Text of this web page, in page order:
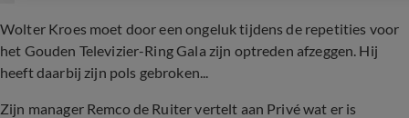
Wolter Kroes moet door een ongeluk tijdens de repetities voor
het Gouden Televizier-Ring Gala zijn optreden afzeggen. Hij
heeft daarbij zijn pols gebroken...
Zijn manager Remco de Ruiter vertelt aan Privé wat er is